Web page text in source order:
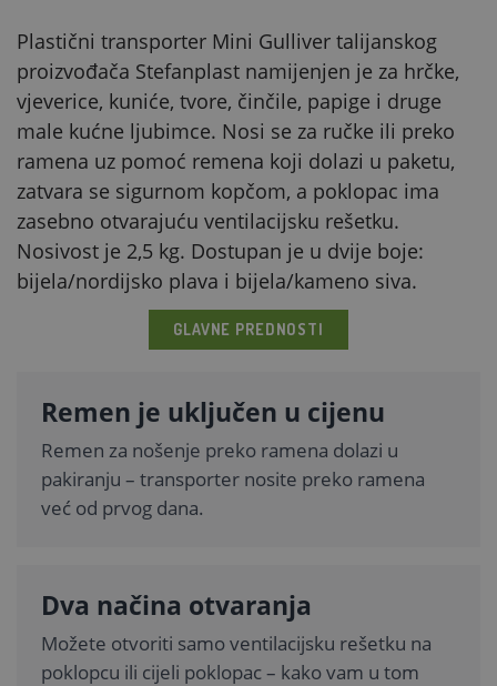
Plastični transporter Mini Gulliver talijanskog
proizvođača Stefanplast namijenjen je za hrčke,
vjeverice, kuniće, tvore, činčile, papige i druge
male kućne ljubimce. Nosi se za ručke ili preko
ramena uz pomoć remena koji dolazi u paketu,
zatvara se sigurnom kopčom, a poklopac ima
zasebno otvarajuću ventilacijsku rešetku.
Nosivost je 2,5 kg. Dostupan je u dvije boje:
bijela/nordijsko plava i bijela/kameno siva.
GLAVNE PREDNOSTI
Remen je uključen u cijenu
Remen za nošenje preko ramena dolazi u
pakiranju – transporter nosite preko ramena
već od prvog dana.
Dva načina otvaranja
Možete otvoriti samo ventilacijsku rešetku na
poklopcu ili cijeli poklopac – kako vam u tom